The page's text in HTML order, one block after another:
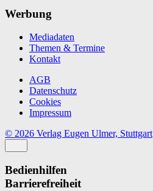
Werbung
Mediadaten
Themen & Termine
Kontakt
AGB
Datenschutz
Cookies
Impressum
© 2026 Verlag Eugen Ulmer, Stuttgart
Bedienhilfen
Barrierefreiheit